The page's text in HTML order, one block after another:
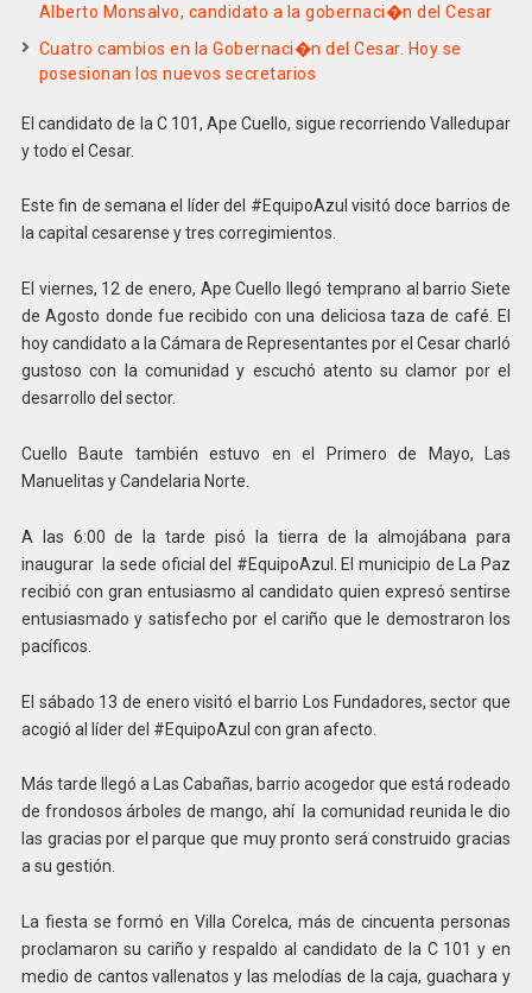
Alberto Monsalvo, candidato a la gobernaci�n del Cesar
Cuatro cambios en la Gobernaci�n del Cesar. Hoy se
posesionan los nuevos secretarios
El candidato de la C 101, Ape Cuello, sigue recorriendo Valledupar
y todo el Cesar.
Este fin de semana el líder del #EquipoAzul visitó doce barrios de
la capital cesarense y tres corregimientos.
El viernes, 12 de enero, Ape Cuello llegó temprano al barrio Siete
de Agosto donde fue recibido con una deliciosa taza de café. El
hoy candidato a la Cámara de Representantes por el Cesar charló
gustoso con la comunidad y escuchó atento su clamor por el
desarrollo del sector.
Cuello Baute también estuvo en el Primero de Mayo, Las
Manuelitas y Candelaria Norte.
A las 6:00 de la tarde pisó la tierra de la almojábana para
inaugurar la sede oficial del #EquipoAzul. El municipio de La Paz
recibió con gran entusiasmo al candidato quien expresó sentirse
entusiasmado y satisfecho por el cariño que le demostraron los
pacíficos.
El sábado 13 de enero visitó el barrio Los Fundadores, sector que
acogió al líder del #EquipoAzul con gran afecto.
Más tarde llegó a Las Cabañas, barrio acogedor que está rodeado
de frondosos árboles de mango, ahí la comunidad reunida le dio
las gracias por el parque que muy pronto será construido gracias
a su gestión.
La fiesta se formó en Villa Corelca, más de cincuenta personas
proclamaron su cariño y respaldo al candidato de la C 101 y en
medio de cantos vallenatos y las melodías de la caja, guachara y